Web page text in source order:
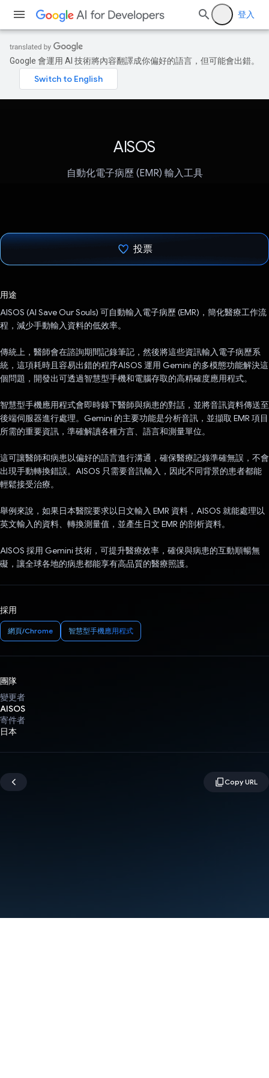
登入
Google 會運用 AI 技術將內容翻譯成你偏好的語言，但可能會出錯。
AISOS
自動化電子病歷 (EMR) 輸入工具
投票
用途
AISOS (AI Save Our Souls) 可自動輸入電子病歷 (EMR)，簡化醫療工作流
程，減少手動輸入資料的低效率。
傳統上，醫師會在諮詢期間記錄筆記，然後將這些資訊輸入電子病歷系
統，這項耗時且容易出錯的程序AISOS 運用 Gemini 的多模態功能解決這
個問題，開發出可透過智慧型手機和電腦存取的高精確度應用程式。
智慧型手機應用程式會即時錄下醫師與病患的對話，並將音訊資料傳送至
後端伺服器進行處理。Gemini 的主要功能是分析音訊，並擷取 EMR 項目
所需的重要資訊，準確解讀各種方言、語言和測量單位。
這可讓醫師和病患以偏好的語言進行溝通，確保醫療記錄準確無誤，不會
出現手動轉換錯誤。AISOS 只需要音訊輸入，因此不同背景的患者都能
輕鬆接受治療。
舉例來說，如果日本醫院要求以日文輸入 EMR 資料，AISOS 就能處理以
英文輸入的資料、轉換測量值，並產生日文 EMR 的剖析資料。
AISOS 採用 Gemini 技術，可提升醫療效率，確保與病患的互動順暢無
礙，讓全球各地的病患都能享有高品質的醫療照護。
採用
網頁/Chrome 智慧型手機應用程式
團隊
變更者
AISOS
寄件者
日本